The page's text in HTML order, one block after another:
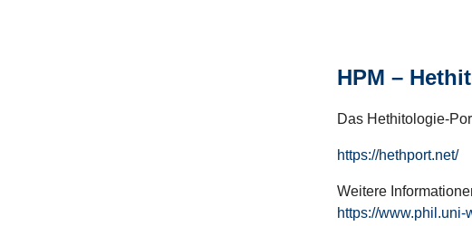
HPM –
Das Hethitologie-
https://hethport.net/
Weitere
https://